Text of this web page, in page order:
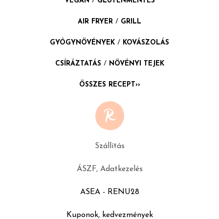
AIR FRYER / GRILL
GYÓGYNÖVÉNYEK / KOVÁSZOLÁS
CSÍRÁZTATÁS / NÖVÉNYI TEJEK
ÖSSZES RECEPT››
Szállítás
ÁSZF, Adatkezelés
ASEA - RENU28
Kuponok, kedvezmények